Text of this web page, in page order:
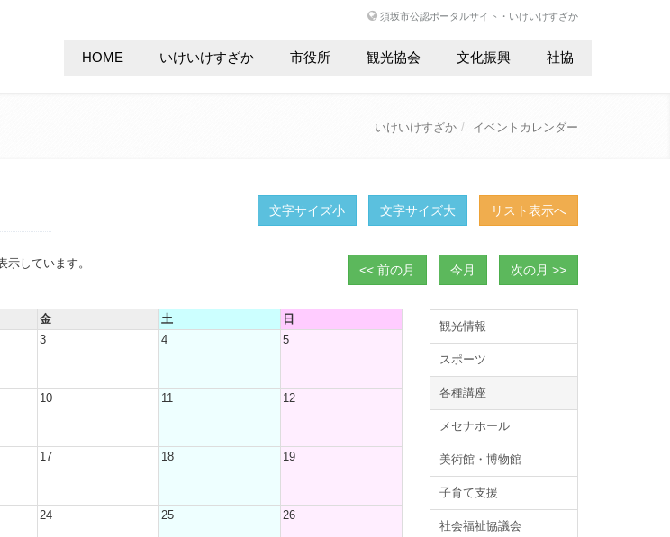
須坂市公認ポータルサイト・いけいけすざか
HOME いけいけすざか 市役所 観光協会 文化振興 社協
いけいけすざか イベントカレンダー
文字サイズ小 文字サイズ大 リスト表示へ
しています。
<< 前の月 今月 次の月 >>
金 土
日
3 4 5
10 11 12
17 18 19
24 25 26
観光情報
スポーツ
各種講座
メセナホール
美術館・博物館
子育て支援
社会福祉協議会